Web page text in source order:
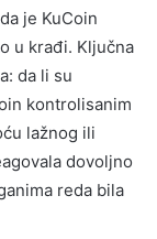
je KuCoin
u krađi. Ključna
da li su
kontrolisanim
lažnog ili
dovoljno
reda bila